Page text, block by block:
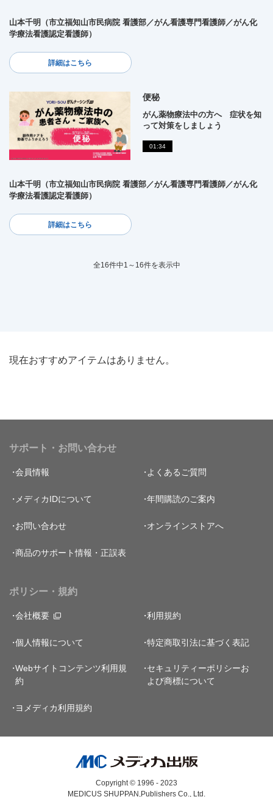
山本千明（市立福知山市民病院 看護部／がん看護専門看護師／がん化
学療法看護認定看護師）
詳細はこちら
便秘
がん薬物療法中の方へ 症状を知
って対策をしましょう
01:34
山本千明（市立福知山市民病院 看護部／がん看護専門看護師／がん化
学療法看護認定看護師）
詳細はこちら
全16件中1～16件を表示中
現在おすすめアイテムはありません。
サポート・お問い合わせ
会員情報 よくあるご質問
メディカIDについて 年間購読のご案内
お問い合わせ オンラインストアへ
商品のサポート情報・正誤表
ポリシー・規約
会社概要 利用規約
個人情報について 特定商取引法に基づく表記
Webサイトコンテンツ利用規
約
セキュリティーポリシーお
よび商標について
ヨメディカ利用規約
Copyright © 1996 - 2023
MEDICUS SHUPPAN,Publishers Co., Ltd.